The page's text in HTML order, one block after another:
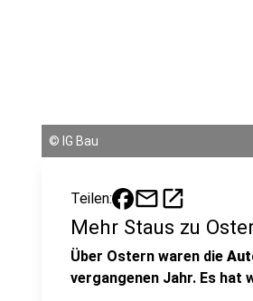
© IG Bau
Teilen: mailopen_in_new
Mehr Staus zu
Über Ostern waren die
vergangenen Jahr. Es hat